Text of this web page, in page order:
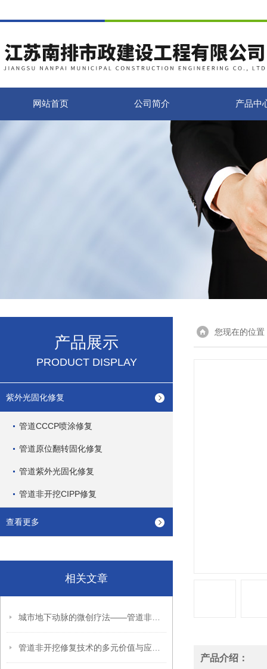
网站首页 公司简介 产品中
产品展示
PRODUCT DISPLAY
紫外光固化修复
管道CCCP喷涂修复
管道原位翻转固化修复
管道紫外光固化修复
管道非开挖CIPP修复
查看更多
相关文章
您现在的位置
产品介绍：